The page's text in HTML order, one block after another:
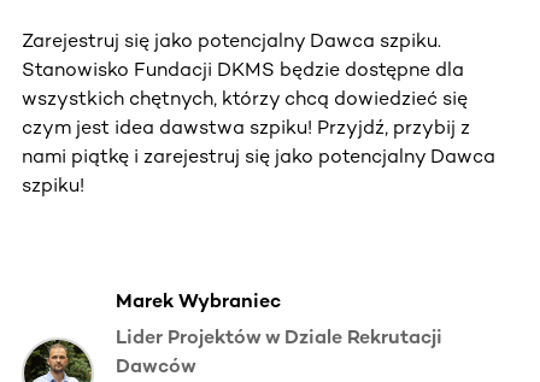
Zarejestruj się jako potencjalny Dawca szpiku.
Stanowisko Fundacji DKMS będzie dostępne dla
wszystkich chętnych, którzy chcą dowiedzieć się
czym jest idea dawstwa szpiku! Przyjdź, przybij z
nami piątkę i zarejestruj się jako potencjalny Dawca
szpiku!
Marek Wybraniec
Lider Projektów w Dziale Rekrutacji
Dawców